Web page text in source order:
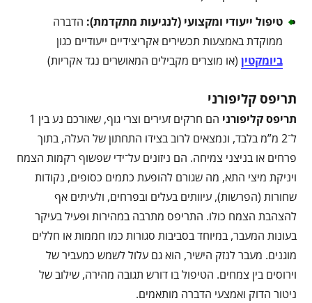
טיפול ייעודי ומקצועי (לנגיעות מתקדמת): הדברה
ממוקדת באמצעות תכשירים אקריצידיים ייעודיים כגון
ביומקטין (או מוצרים מקבילים המאושרים נגד אקריות)
תריפס קליפורני
תריפס קליפורני
הם חרקים זעירים וצרי גוף, שאורכם נע בין 1
ל־2 מ”מ בלבד, ונמצאים לרוב בצידו התחתון של העלה, בתוך
פרחים או בניצני צמיחה. הם ניזונים על־ידי שפשוף רקמות הצמח
ויניקת מיצי התא, מה שגורם להופעת כתמים כסופים, נקודות
שחורות (הפרשות), עיוותים בעלים ובפרחים, ולעיתים אף
להצהבת הצמח כולו. התריפס מתרבה במהירות ופעיל בעיקר
בעונות המעבר, במיוחד בסביבות סגורות כמו חממות או חללים
מוגנים. מעבר לנזק הישיר, הוא גם עלול לשמש כמעביר של
וירוסים בין צמחים. הטיפול בו דורש תגובה מהירה, שילוב של
ניטור הדוק ואמצעי הדברה מותאמים.